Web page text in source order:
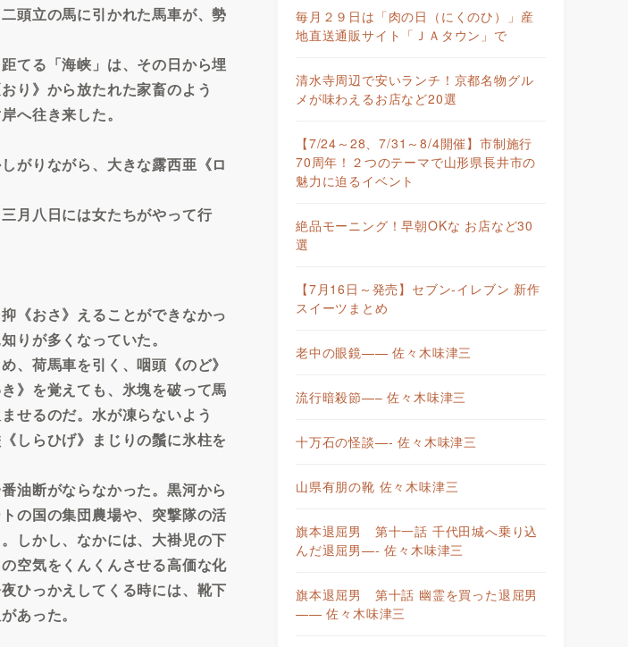
頭立の馬に引かれた馬車が、勢
てる「海峡」は、その日から埋
り》から放たれた家畜のよう
へ往き来した。
がりながら、大きな露西亜《ロ
月八日には女たちがやって行
《おさ》えることができなかっ
りが多くなっていた。
、荷馬車を引く、咽頭《のど》
》を覚えても、氷塊を破って馬
せるのだ。水が凍らないよう
しらひげ》まじりの鬚に氷柱を
油断がならなかった。黒河から
の国の集団農場や、突撃隊の活
しかし、なかには、大褂児の下
空気をくんくんさせる高価な化
ひっかえしてくる時には、靴下
あった。
毎月２９日は「肉の日（にくのひ）」産
地直送通販サイト「ＪＡタウン」で
清水寺周辺で安いランチ！京都名物グル
メが味わえるお店など20選
【7/24～28、7/31～8/4開催】市制施行
70周年！２つのテーマで山形県長井市の
魅力に迫るイベント
絶品モーニング！早朝OKな お店など30
選
【7月16日～発売】セブン-イレブン 新作
スイーツまとめ
老中の眼鏡—— 佐々木味津三
流行暗殺節—– 佐々木味津三
十万石の怪談—- 佐々木味津三
山県有朋の靴 佐々木味津三
旗本退屈男 第十一話 千代田城へ乗り込
んだ退屈男—- 佐々木味津三
旗本退屈男 第十話 幽霊を買った退屈男
—— 佐々木味津三